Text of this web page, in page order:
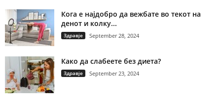
Кога е најдобро да вежбате во текот на
денот и колку...
Здравје September 28, 2024
Како да слабеете без диета?
Здравје September 23, 2024